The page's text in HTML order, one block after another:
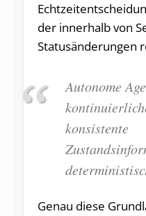
der innerhalb von
Statusänderungen
Autonome
konsistente
Genau diese